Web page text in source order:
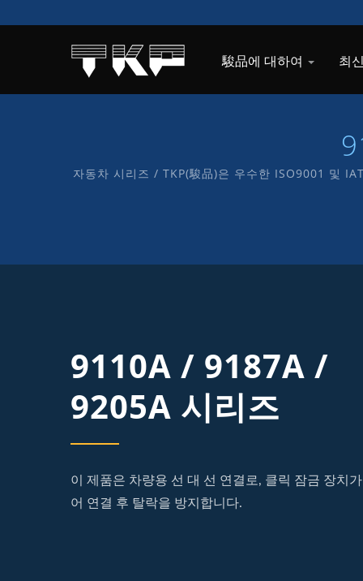
駿品에 대하여 최
자동차 시리즈 / TKP(駿品)은 우수한 ISO9001 및
9110A / 9187A /
9205A 시리즈
이 제품은 차량용 선 대 선 연결로, 클릭 잠금 장치
어 연결 후 탈락을 방지합니다.